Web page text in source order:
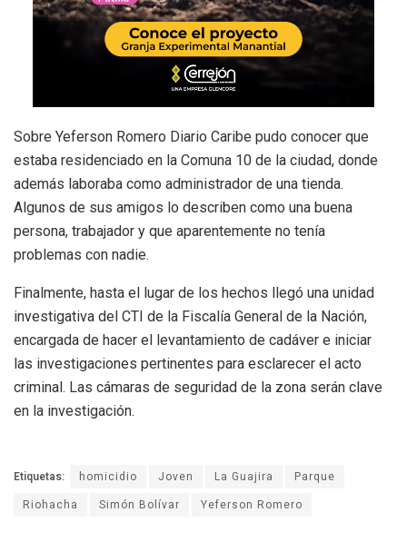
Sobre Yeferson Romero Diario Caribe pudo conocer que
estaba residenciado en la Comuna 10 de la ciudad, donde
además laboraba como administrador de una tienda.
Algunos de sus amigos lo describen como una buena
persona, trabajador y que aparentemente no tenía
problemas con nadie.
Finalmente, hasta el lugar de los hechos llegó una unidad
investigativa del CTI de la Fiscalía General de la Nación,
encargada de hacer el levantamiento de cadáver e iniciar
las investigaciones pertinentes para esclarecer el acto
criminal. Las cámaras de seguridad de la zona serán clave
en la investigación.
Etiquetas: homicidio Joven La Guajira
Parque
Riohacha
Simón Bolívar Yeferson Romero